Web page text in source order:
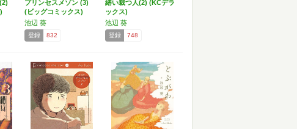
プリンセスメゾン (3)
(ビッグコミックス)
池辺 葵
登録 832
繕い裁つ人(2) (KCデラ
ックス)
池辺 葵
登録 748